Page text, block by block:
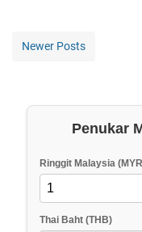
Newer Posts
Penukar
Ringgit Malaysia
Thai Baht (THB)